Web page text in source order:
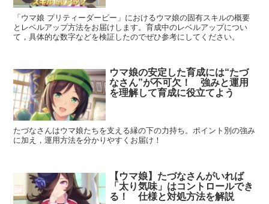
「ウマ娘 プリティーダービー」におけるウマ娘の固有スキルの概要
とレベルアップ方法をお届けします。育成中のレベルアップについ
て，具体的な数字などを検証したのでぜひ参考にしてください。
ウマ娘の安定した育成には“たづ
なさん”が不可欠！ 強みと運用
を理解して育成に役立てよう
たづなさんはウマ娘たちを支える縁の下の力持ち。ポイント別の強み
に加え，運用方法を分かりやすくお届け！
【ウマ娘】たづなさんがいれば
「太り気味」はコントロールでき
る！ 仕様と対処方法を解説